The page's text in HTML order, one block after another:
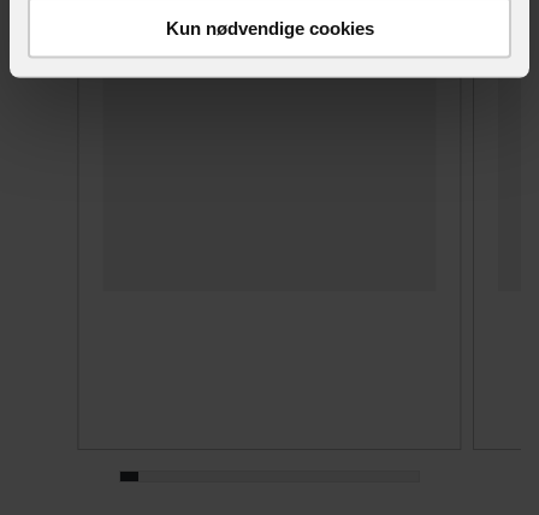
Kun nødvendige cookies